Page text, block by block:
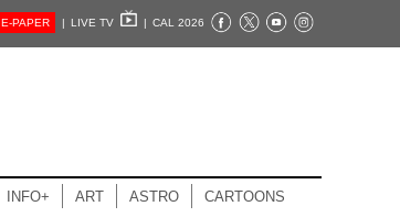
E-PAPER | LIVE TV | CAL 2026
INFO+ ART ASTRO CARTOONS